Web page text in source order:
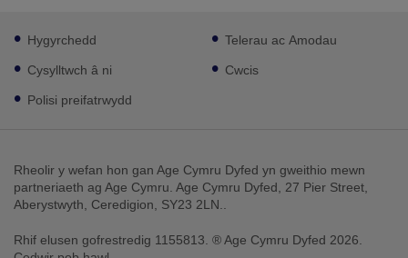
Footer
sub
links
Hygyrchedd
Cysylltwch â ni
Polisi preifatrwydd
Telerau ac Amodau
Cwcis
Rheolir y wefan hon gan Age Cymru Dyfed yn gweithio mewn
partneriaeth ag Age Cymru. Age Cymru Dyfed, 27 Pier Street,
Aberystwyth, Ceredigion, SY23 2LN..
Rhif elusen gofrestredig 1155813. ® Age Cymru Dyfed 2026.